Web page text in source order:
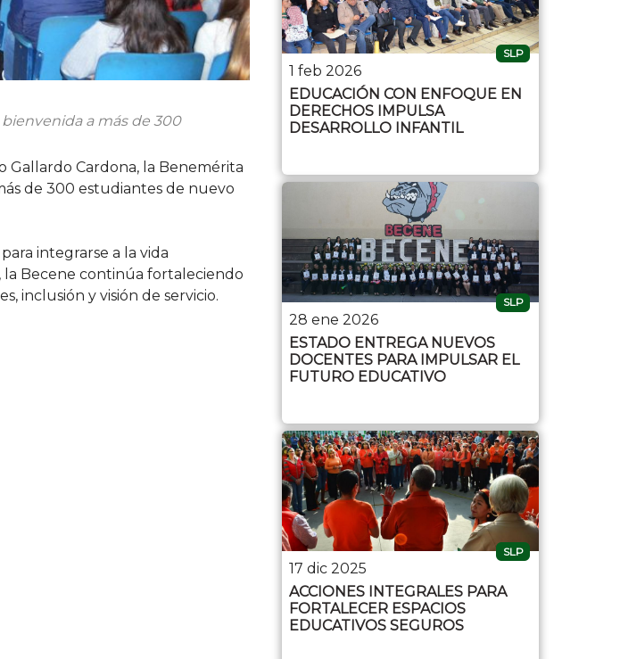
a más de 300
Gallardo Cardona, la Benemérita
de 300 estudiantes de nuevo
integrarse a la vida
la Becene continúa fortaleciendo
inclusión y visión de servicio.
SLP
1 feb 2026
EDUCACIÓN CON ENFOQUE EN
DERECHOS IMPULSA
DESARROLLO INFANTIL
SLP
28 ene 2026
ESTADO ENTREGA NUEVOS
DOCENTES PARA IMPULSAR EL
FUTURO EDUCATIVO
SLP
17 dic 2025
ACCIONES INTEGRALES PARA
FORTALECER ESPACIOS
EDUCATIVOS SEGUROS